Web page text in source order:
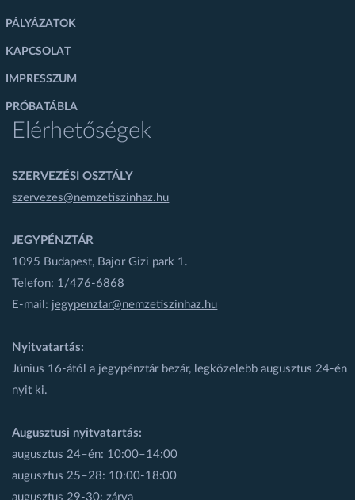
PÁLYÁZATOK
KAPCSOLAT
IMPRESSZUM
PRÓBATÁBLA
Elérhetőségek
SZERVEZÉSI OSZTÁLY
szervezes@nemzetiszinhaz.hu
JEGYPÉNZTÁR
1095 Budapest, Bajor Gizi park 1.
Telefon: 1/476-6868
E-mail: jegypenztar@nemzetiszinhaz.hu
Nyitvatartás:
Június 16-ától a jegypénztár bezár, legközelebb augusztus 24-én
nyit ki.
Augusztusi nyitvatartás:
augusztus 24–én: 10:00–14:00
augusztus 25–28: 10:00-18:00
augusztus 29-30: zárva